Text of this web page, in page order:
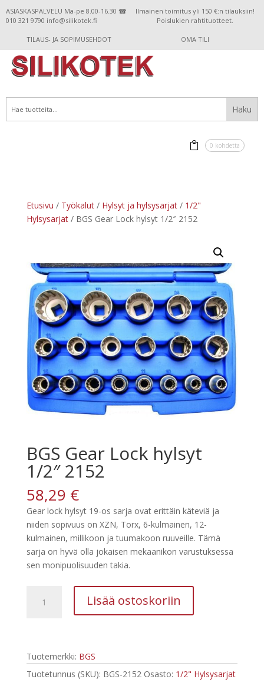
ASIASKASPALVELU Ma-pe 8.00-16.30 ☎
010 321 9790 info@silikotek.fi
Ilmainen toimitus yli 150 €:n tilauksiin!
Poislukien rahtituotteet.
TILAUS- JA SOPIMUSEHDOT OMA TILI
0 kohdetta
Etusivu / Työkalut/ Hylsyt ja hylsysarjat/ 1/2"
Hylsysarjat/ BGS Gear Lock hylsyt 1/2″ 2152
BGS Gear Lock hylsyt
1/2″ 2152
58,29 €
Gear lock hylsyt 19-os sarja ovat erittäin käteviä ja
niiden sopivuus on XZN, Torx, 6-kulmainen, 12-
kulmainen, millikoon ja tuumakoon ruuveille. Tämä
sarja on hyvä olla jokaisen mekaanikon varustuksessa
sen monipuolisuuden takia.
2152
määrä
Lisää ostoskoriin
Tuotemerkki: BGS
Tuotetunnus (SKU): BGS-2152 Osasto: 1/2" Hylsysarjat